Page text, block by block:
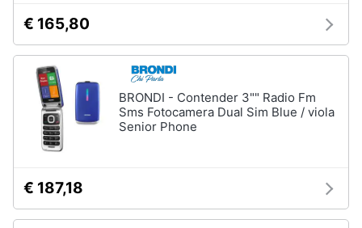
€ 165,80
BRONDI - Contender 3"" Radio Fm
Sms Fotocamera Dual Sim Blue / viola
Senior Phone
€ 187,18